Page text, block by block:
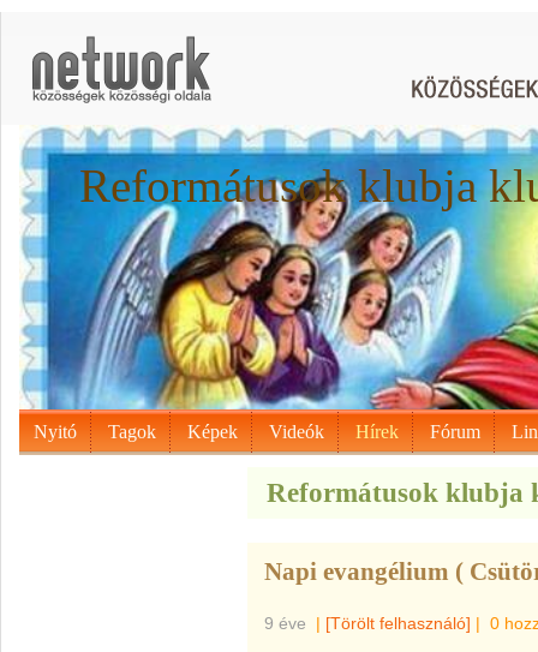
Reformátusok klubja
Nyitó Tagok Képek Videók Hírek Fórum
Reformátusok klubja
Napi evangélium (
9 éve | [Törölt felhasználó] | 0